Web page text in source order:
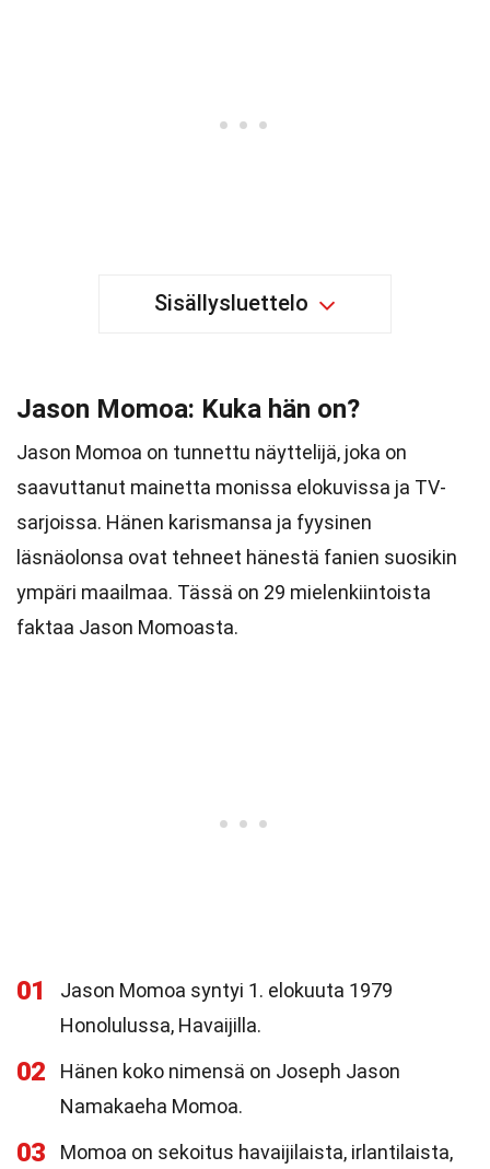
Sisällysluettelo
Jason Momoa: Kuka hän on?
Jason Momoa on tunnettu näyttelijä, joka on
saavuttanut mainetta monissa elokuvissa ja TV-
sarjoissa. Hänen karismansa ja fyysinen
läsnäolonsa ovat tehneet hänestä fanien suosikin
ympäri maailmaa. Tässä on 29 mielenkiintoista
faktaa Jason Momoasta.
01
Jason Momoa syntyi 1. elokuuta 1979
Honolulussa, Havaijilla.
02
Hänen koko nimensä on Joseph Jason
Namakaeha Momoa.
03
Momoa on sekoitus havaijilaista, irlantilaista,